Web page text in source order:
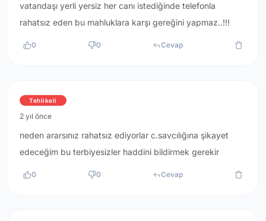
vatandaşı yerli yersiz her canı istediğinde telefonla
rahatsız eden bu mahluklara karşı gereğini yapmaz..!!!
0 0 Cevap
Tehlikeli
2 yıl önce
neden ararsınız rahatsız ediyorlar c.savcılığına şikayet
edeceğim bu terbiyesizler haddini bildirmek gerekir
0 0 Cevap